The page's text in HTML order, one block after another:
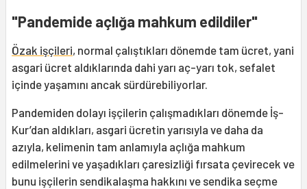
"Pandemide açlığa mahkum edildiler"
Özak işçileri, normal çalıştıkları dönemde tam ücret, yani
asgari ücret aldıklarında dahi yarı aç-yarı tok, sefalet
içinde yaşamını ancak sürdürebiliyorlar.
Pandemiden dolayı işçilerin çalışmadıkları dönemde İş-
Kur’dan aldıkları, asgari ücretin yarısıyla ve daha da
azıyla, kelimenin tam anlamıyla açlığa mahkum
edilmelerini ve yaşadıkları çaresizliği fırsata çevirecek ve
bunu işçilerin sendikalaşma hakkını ve sendika seçme